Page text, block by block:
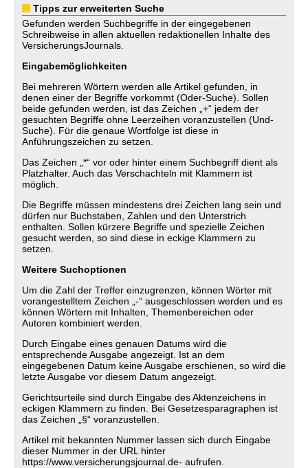
Tipps zur erweiterten Suche
Gefunden werden Suchbegriffe in der eingegebenen
Schreibweise in allen aktuellen redaktionellen Inhalte des
VersicherungsJournals.
Eingabemöglichkeiten
Bei mehreren Wörtern werden alle Artikel gefunden, in
denen einer der Begriffe vorkommt (Oder-Suche). Sollen
beide gefunden werden, ist das Zeichen „+“ jedem der
gesuchten Begriffe ohne Leerzeihen voranzustellen (Und-
Suche). Für die genaue Wortfolge ist diese in
Anführungszeichen zu setzen.
Das Zeichen „*“ vor oder hinter einem Suchbegriff dient als
Platzhalter. Auch das Verschachteln mit Klammern ist
möglich.
Die Begriffe müssen mindestens drei Zeichen lang sein und
dürfen nur Buchstaben, Zahlen und den Unterstrich
enthalten. Sollen kürzere Begriffe und spezielle Zeichen
gesucht werden, so sind diese in eckige Klammern zu
setzen.
Weitere Suchoptionen
Um die Zahl der Treffer einzugrenzen, können Wörter mit
vorangestelltem Zeichen „-“ ausgeschlossen werden und es
können Wörtern mit Inhalten, Themenbereichen oder
Autoren kombiniert werden.
Durch Eingabe eines genauen Datums wird die
entsprechende Ausgabe angezeigt. Ist an dem
eingegebenen Datum keine Ausgabe erschienen, so wird die
letzte Ausgabe vor diesem Datum angezeigt.
Gerichtsurteile sind durch Eingabe des Aktenzeichens in
eckigen Klammern zu finden. Bei Gesetzesparagraphen ist
das Zeichen „§“ voranzustellen.
Artikel mit bekannten Nummer lassen sich durch Eingabe
dieser Nummer in der URL hinter
https://www.versicherungsjournal.de- aufrufen.